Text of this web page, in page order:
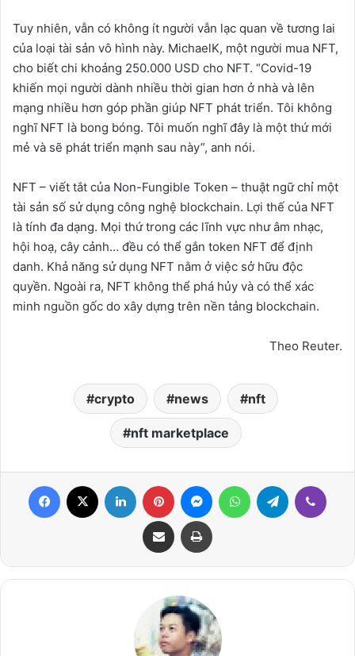
Tuy nhiên, vẫn có không ít người vẫn lạc quan về tương lai
của loại tài sản vô hình này. MichaelK, một người mua NFT,
cho biết chi khoảng 250.000 USD cho NFT. “Covid-19
khiến mọi người dành nhiều thời gian hơn ở nhà và lên
mạng nhiều hơn góp phần giúp NFT phát triển. Tôi không
nghĩ NFT là bong bóng. Tôi muốn nghĩ đây là một thứ mới
mẻ và sẽ phát triển mạnh sau này”, anh nói.
NFT – viết tắt của Non-Fungible Token – thuật ngữ chỉ một
tài sản số sử dụng công nghệ blockchain. Lợi thế của NFT
là tính đa dạng. Mọi thứ trong các lĩnh vực như âm nhạc,
hội hoạ, cây cảnh… đều có thể gắn token NFT để định
danh. Khả năng sử dụng NFT nằm ở việc sở hữu độc
quyền. Ngoài ra, NFT không thể phá hủy và có thể xác
minh nguồn gốc do xây dựng trên nền tảng blockchain.
Theo Reuter.
crypto news nft
nft marketplace
Facebook LinkedIn Pinterest MessengerWhatsAppTelegram
Share via Email Print